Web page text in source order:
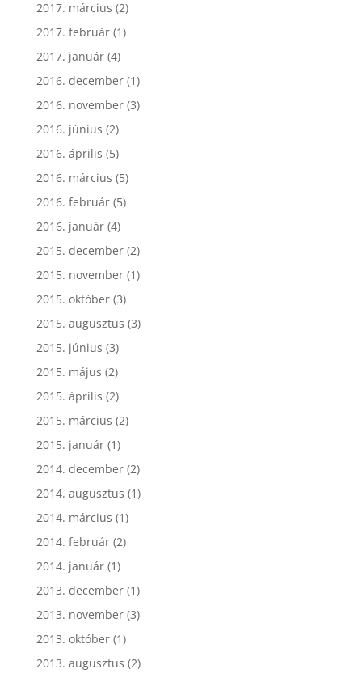
2017. március (2)
2017. február(1)
2017. január(4)
2016. december(1)
2016. november(3)
2016. június (2)
2016. április (5)
2016. március (5)
2016. február(5)
2016. január(4)
2015. december(2)
2015. november(1)
2015. október(3)
2015. augusztus (3)
2015. június (3)
2015. május (2)
2015. április (2)
2015. március (2)
2015. január(1)
2014. december(2)
2014. augusztus (1)
2014. március (1)
2014. február(2)
2014. január(1)
2013. december(1)
2013. november(3)
2013. október(1)
2013. augusztus (2)